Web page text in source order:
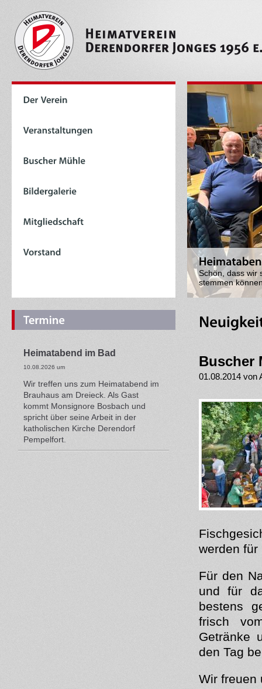
Das war ein
war Urologe Dr.
Heimatabend im Bad
10.08.2026 um
Wir treffen uns zum Heimatabend im
Brauhaus am Dreieck. Als Gast
kommt Monsignore Bosbach und
spricht über seine Arbeit in der
katholischen Kirche Derendorf
Pempelfort.
Buscher
01.08.2014 von
werden
Für den
und für
bestens
frisch
Getränke
den Tag
Wir freuen